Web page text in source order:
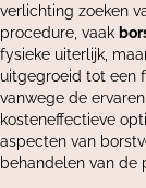
verlichting zoeken
procedure, vaak
fysieke uiterlijk,
uitgegroeid tot een
vanwege de
kosteneffectieve
aspecten van
behandelen van de